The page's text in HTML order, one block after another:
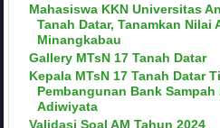
Mahasiswa KKN Universitas
Tanah Datar, Tanamkan Nilai
Minangkabau
Gallery MTsN 17 Tanah Datar
Kepala MTsN 17 Tanah Datar
Pembangunan Bank
Adiwiyata
Validasi Soal AM Tahun 2024